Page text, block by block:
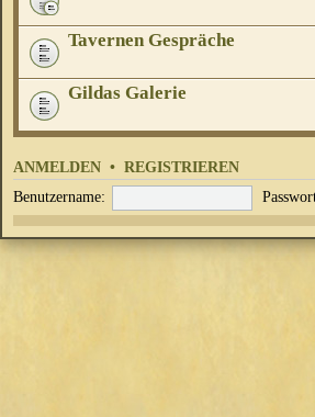
Tavernen Gespräche
Gildas Galerie
ANMELDEN • REGISTRIEREN
Benutzername: